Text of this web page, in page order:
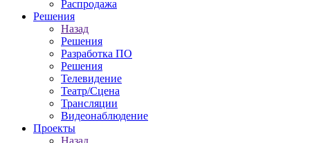
Распродажа
Решения
Назад
Решения
Разработка ПО
Решения
Телевидение
Театр/Сцена
Трансляции
Видеонаблюдение
Проекты
Назад